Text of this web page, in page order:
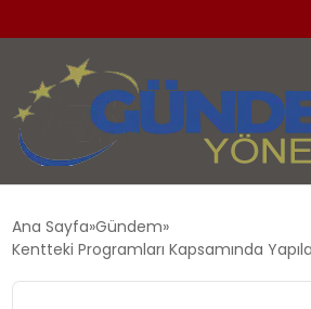
Ana Sayfa Gündem
Kentteki Programları Kapsamında